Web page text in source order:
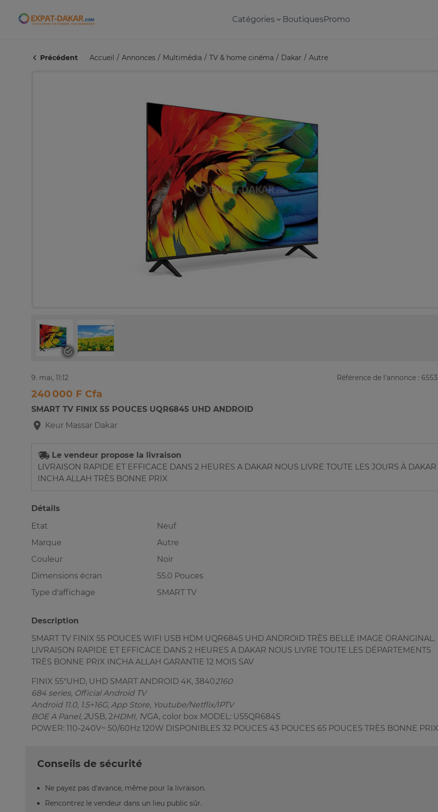
Expat-Dakar Catégories BoutiquesPromo
Précédent Accueil Annonces Multimédia TV & home cinéma Dakar Autre
9. mai, 11:12 Référence de l'annonce :
240 000 F Cfa
SMART TV FINIX 55 POUCES UQR6845 UHD ANDROID
Keur Massar Dakar
Le vendeur propose la livraison
LIVRAISON RAPIDE ET EFFICACE DANS 2 HEURES A DAKAR NOUS LIVRE TOUTE LES JOURS À DAKAR
INCHA ALLAH TRÈS BONNE PRIX
Détails
Etat
Neuf
Marque
Autre
Couleur
Noir
Dimensions écran
55.0 Pouces
Type d'affichage
SMART TV
Description
SMART TV FINIX 55 POUCES WIFI USB HDM UQR6845 UHD ANDROID TRÈS BELLE IMAGE ORANGINAL.
LIVRAISON RAPIDE ET EFFICACE DANS 2 HEURES A DAKAR NOUS LIVRE TOUTE LES DÉPARTEMENTS
TRÈS BONNE PRIX INCHA ALLAH GARANTIE 12 MOIS SAV
FINIX 55"UHD, UHD SMART ANDROID 4K, 38402160
684 series, Official Android TV
Android 11.0, 1.5+16G, App Store, Youtube/Netflix/IPTV
BOE A Panel, 2USB, 2HDMI, 1VGA, color box MODEL: U55QR684S
POWER: 110-240V~ 50/60Hz 120W DISPONIBLES 32 POUCES 43 POUCES 65 POUCES TRÈS BONNE PRIX
Conseils de sécurité
Ne payez pas d’avance, même pour la livraison.
Rencontrez le vendeur dans un lieu public sûr.